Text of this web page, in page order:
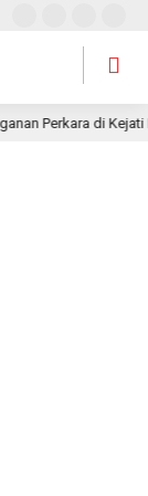
Perkara di Kejati